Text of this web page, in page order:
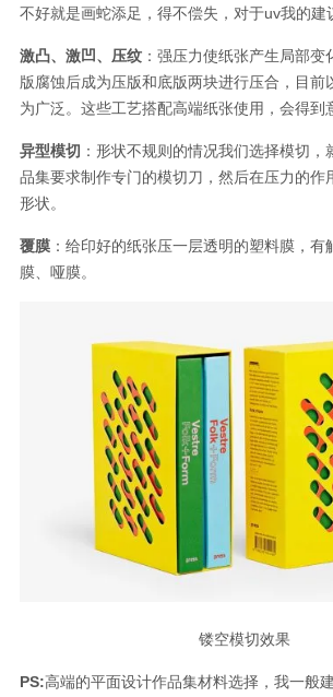
不好就是画蛇添足，得不偿失，对于uv我的建
激凸、激凹、压纹 ：强压力使纸张产生局部
版腐蚀后成为压版和底版两块进行压合，目前
为广泛。这些工艺搭配高端纸张使用，会得到
异型模切 ：形状不规则的情况我们选择模切
品集要求制作专门的模切刀，然后在压力的作
形状。
覆膜 ：给印好的纸张压一层透明的塑料膜，
膜、哑膜。
镂空模切效果
PS:高端的平面设计作品集材料选择，我一般